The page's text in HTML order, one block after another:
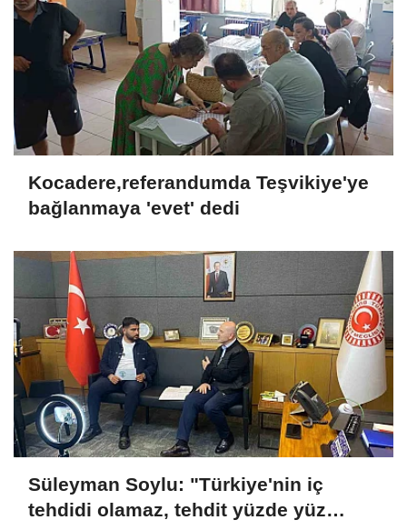
Kocadere,referandumda Teşvikiye'ye
bağlanmaya 'evet' dedi
Süleyman Soylu: "Türkiye'nin iç
tehdidi olamaz, tehdit yüzde yüz